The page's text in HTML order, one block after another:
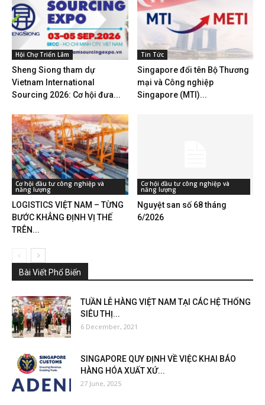
Hội Chợ Triển Lãm
Sheng Siong tham dự
Vietnam International
Sourcing 2026: Cơ hội đưa...
Tin Tức
Singapore đổi tên Bộ Thương
mại và Công nghiệp
Singapore (MTI)...
Cơ hội đầu tư công nghiệp và
năng lượng
LOGISTICS VIỆT NAM – TỪNG
BƯỚC KHẲNG ĐỊNH VỊ THẾ
TRÊN...
Cơ hội đầu tư công nghiệp và
năng lượng
Nguyệt san số 68 tháng
6/2026
Bài Viết Phổ Biến
TUẦN LỄ HÀNG VIỆT NAM TẠI CÁC HỆ THỐNG
SIÊU THỊ...
6 December, 2021
SINGAPORE QUY ĐỊNH VỀ VIỆC KHAI BÁO
HÀNG HÓA XUẤT XỨ...
27 June, 2025